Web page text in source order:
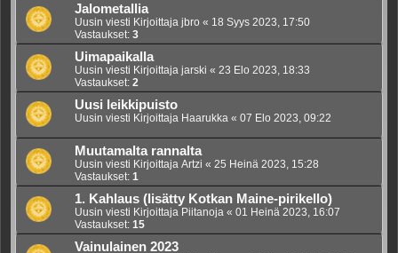
Jalometallia
Uusin viesti Kirjoittaja jbro « 18 Syys 2023, 17:50
Vastaukset: 3
Uimapaikalla
Uusin viesti Kirjoittaja jarski « 23 Elo 2023, 18:33
Vastaukset: 2
Uusi leikkipuisto
Uusin viesti Kirjoittaja Haarukka « 07 Elo 2023, 09:22
Muutamalta rannalta
Uusin viesti Kirjoittaja Artzi « 25 Heinä 2023, 15:28
Vastaukset: 1
1. Kahlaus (lisätty Kotkan Maine-pirikello)
Uusin viesti Kirjoittaja Piitanoja « 01 Heinä 2023, 16:07
Vastaukset: 15
Vainulainen 2023